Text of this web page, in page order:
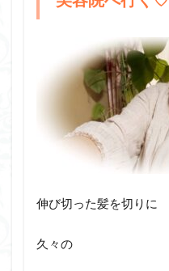
伸び切った髪を切りに
久々の